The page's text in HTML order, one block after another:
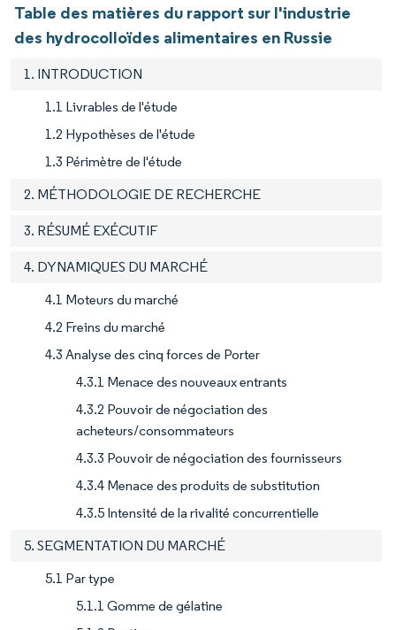
Table des matières du rapport sur l'industrie
des hydrocolloïdes alimentaires en Russie
1. INTRODUCTION
1.1 Livrables de l'étude
1.2 Hypothèses de l'étude
1.3 Périmètre de l'étude
2. MÉTHODOLOGIE DE RECHERCHE
3. RÉSUMÉ EXÉCUTIF
4. DYNAMIQUES DU MARCHÉ
4.1 Moteurs du marché
4.2 Freins du marché
4.3 Analyse des cinq forces de Porter
4.3.1 Menace des nouveaux entrants
4.3.2 Pouvoir de négociation des
acheteurs/consommateurs
4.3.3 Pouvoir de négociation des fournisseurs
4.3.4 Menace des produits de substitution
4.3.5 Intensité de la rivalité concurrentielle
5. SEGMENTATION DU MARCHÉ
5.1 Par type
5.1.1 Gomme de gélatine